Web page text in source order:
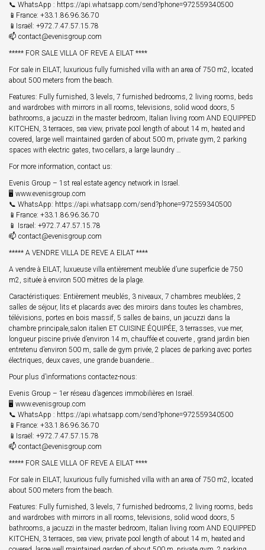
📞 WhatsApp : https://api.whatsapp.com/send?phone=972559340500
📱France: +33.1.86.96.36.70
📱Israël: +972.7.47.57.15.78
📫 contact@evenisgroup.com
***** FOR SALE VILLA OF REVE A EILAT ****
For sale in EILAT, luxurious fully furnished villa with an area of 750 m2, located
about 500 meters from the beach.
Features: Fully furnished, 3 levels, 7 furnished bedrooms, 2 living rooms, beds
and wardrobes with mirrors in all rooms, televisions, solid wood doors, 5
bathrooms, a jacuzzi in the master bedroom, Italian living room AND EQUIPPED
KITCHEN, 3 terraces, sea view, private pool length of about 14 m, heated and
covered, large well maintained garden of about 500 m, private gym, 2 parking
spaces with electric gates, two cellars, a large laundry …
For more information, contact us:
Evenis Group – 1st real estate agency network in Israel.
🖥 www.evenisgroup.com
📞 WhatsApp: https://api.whatsapp.com/send?phone=972559340500
📱France: +33.1.86.96.36.70
📱 Israel: +972.7.47.57.15.78
📫 contact@evenisgroup.com
***** A VENDRE VILLA DE REVE A EILAT ****
A vendre à EILAT, luxueuse villa entièrement meublée d’une superficie de 750
m2, située à environ 500 mètres de la plage.
Caractéristiques: Entièrement meublés, 3 niveaux, 7 chambres meublées, 2
salles de séjour, lits et placards avec des miroirs dans toutes les chambres,
télévisions, portes en bois massif, 5 salles de bains, un jacuzzi dans la
chambre principale,salon italien ET CUISINE ÉQUIPÉE, 3 terrasses, vue mer,
longueur piscine privée d’environ 14 m, chauffée et couverte , grand jardin bien
entretenu d’environ 500 m, salle de gym privée, 2 places de parking avec portes
électriques, deux caves, une grande buanderie…
Pour plus d’informations contactez-nous:
Evenis Group – 1er réseau d’agences immobilières en Israël.
🖥 www.evenisgroup.com
📞 WhatsApp : https://api.whatsapp.com/send?phone=972559340500
📱France: +33.1.86.96.36.70
📱Israël: +972.7.47.57.15.78
📫 contact@evenisgroup.com
***** FOR SALE VILLA OF REVE A EILAT ****
For sale in EILAT, luxurious fully furnished villa with an area of 750 m2, located
about 500 meters from the beach.
Features: Fully furnished, 3 levels, 7 furnished bedrooms, 2 living rooms, beds
and wardrobes with mirrors in all rooms, televisions, solid wood doors, 5
bathrooms, a jacuzzi in the master bedroom, Italian living room AND EQUIPPED
KITCHEN, 3 terraces, sea view, private pool length of about 14 m, heated and